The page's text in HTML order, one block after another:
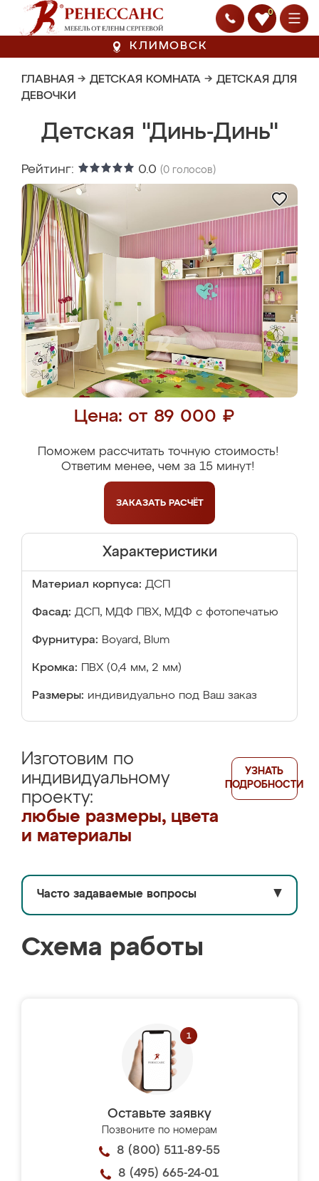
0
КЛИМОВСК
ГЛАВНАЯ → ДЕТСКАЯ КОМНАТА → ДЕТСКАЯ ДЛЯ
ДЕВОЧКИ
Детская "Динь-Динь"
Рейтинг: 0.0 (0 голосов)
Цена: от 89 000 ₽
Поможем рассчитать точную стоимость!
Ответим менее, чем за 15 минут!
ЗАКАЗАТЬ РАСЧЁТ
Характеристики
Материал корпуса: ДСП
Фасад: ДСП, МДФ ПВХ, МДФ с фотопечатью
Фурнитура: Boyard, Blum
Кромка: ПВХ (0,4 мм, 2 мм)
Размеры: индивидуально под Ваш заказ
Изготовим по
индивидуальному
проекту:
любые размеры, цвета
и материалы
УЗНАТЬ
ПОДРОБНОСТИ
Часто задаваемые вопросы ▼
Схема работы
Оставьте заявку
Позвоните по номерам
8 (800) 511-89-55
8 (495) 665-24-01